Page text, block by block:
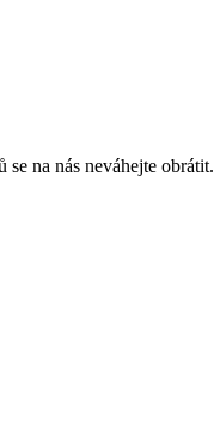
na nás neváhejte obrátit.